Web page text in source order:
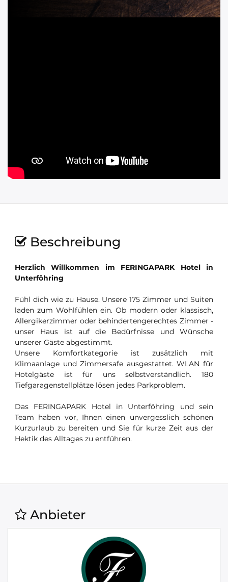
Beschreibung
Herzlich Willkommen im FERINGAPARK Hotel in
Unterföhring
Fühl dich wie zu Hause. Unsere 175 Zimmer und Suiten
laden zum Wohlfühlen ein. Ob modern oder klassisch,
Allergikerzimmer oder behindertengerechtes Zimmer -
unser Haus ist auf die Bedürfnisse und Wünsche
unserer Gäste abgestimmt.
Unsere Komfortkategorie ist zusätzlich mit
Klimaanlage und Zimmersafe ausgestattet. WLAN für
Hotelgäste ist für uns selbstverständlich. 180
Tiefgaragenstellplätze lösen jedes Parkproblem.
Das FERINGAPARK Hotel in Unterföhring und sein
Team haben vor, Ihnen einen unvergesslich schönen
Kurzurlaub zu bereiten und Sie für kurze Zeit aus der
Hektik des Alltages zu entführen.
Anbieter